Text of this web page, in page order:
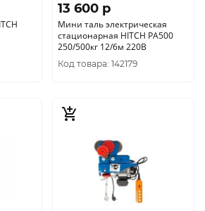
13 600 p
Мини таль электрическая
стационарная HITCH РА500
250/500кг 12/6м 220В
Код товара: 142179